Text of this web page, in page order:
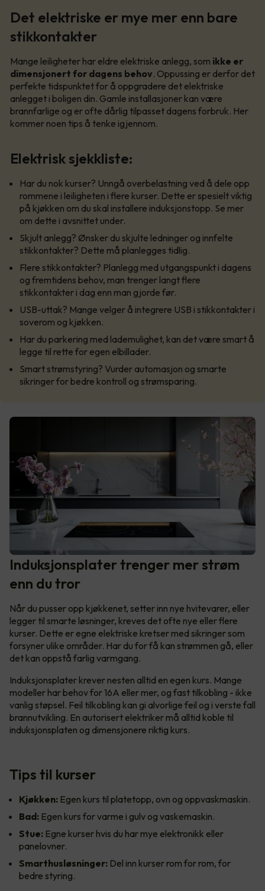
Det elektriske er mye mer enn bare
stikkontakter
Mange leiligheter har eldre elektriske anlegg, som ikke er
dimensjonert for dagens behov. Oppussing er derfor det
perfekte tidspunktet for å oppgradere det elektriske
anlegget i boligen din. Gamle installasjoner kan være
brannfarlige og er ofte dårlig tilpasset dagens forbruk. Her
kommer noen tips å tenke igjennom.
Elektrisk sjekkliste:
Har du nok kurser? Unngå overbelastning ved å dele opp
rommene i leiligheten i flere kurser. Dette er spesielt viktig
på kjøkken om du skal installere induksjonstopp. Se mer
om dette i avsnittet under.
Skjult anlegg? Ønsker du skjulte ledninger og innfelte
stikkontakter? Dette må planlegges tidlig.
Flere stikkontakter? Planlegg med utgangspunkt i dagens
og fremtidens behov, man trenger langt flere
stikkontakter i dag enn man gjorde før.
USB-uttak? Mange velger å integrere USB i stikkontakter i
soverom og kjøkken.
Har du parkering med lademulighet, kan det være smart å
legge til rette for egen elbillader.
Smart strømstyring? Vurder automasjon og smarte
sikringer for bedre kontroll og strømsparing.
Induksjonsplater trenger mer strøm
enn du tror
Når du pusser opp kjøkkenet, setter inn nye hvitevarer, eller
legger til smarte løsninger, kreves det ofte nye eller flere
kurser. Dette er egne elektriske kretser med sikringer som
forsyner ulike områder. Har du for få kan strømmen gå, eller
det kan oppstå farlig varmgang.
Induksjonsplater krever nesten alltid en egen kurs. Mange
modeller har behov for 16A eller mer, og fast tilkobling - ikke
vanlig støpsel. Feil tilkobling kan gi alvorlige feil og i verste fall
brannutvikling. En autorisert elektriker må alltid koble til
induksjonsplaten og dimensjonere riktig kurs.
Tips til kurser
Kjøkken: Egen kurs til platetopp, ovn og oppvaskmaskin.
Bad: Egen kurs for varme i gulv og vaskemaskin.
Stue: Egne kurser hvis du har mye elektronikk eller
panelovner.
Smarthusløsninger: Del inn kurser rom for rom, for
bedre styring.